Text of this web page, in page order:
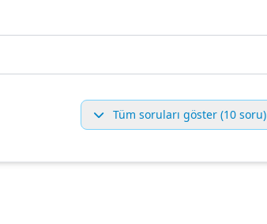
Tüm soruları göster (10 soru)